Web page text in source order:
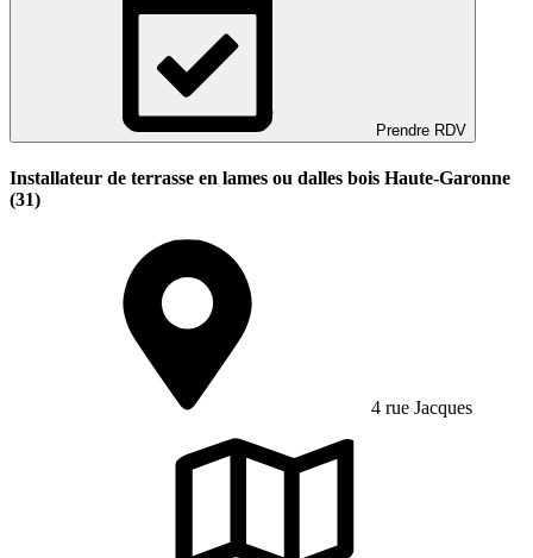
Prendre RDV
Installateur de terrasse en lames ou dalles bois Haute-Garonne
(31)
4 rue Jacques